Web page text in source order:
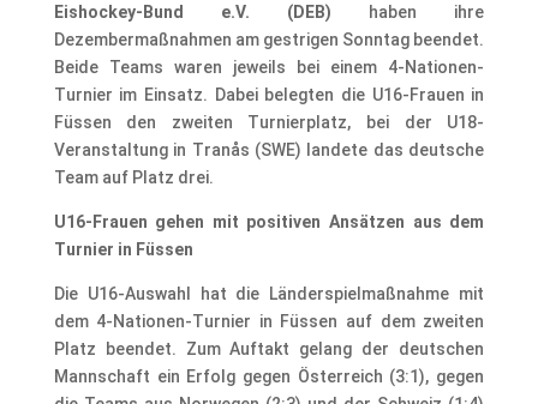
Eishockey-Bund e.V. (DEB) haben ihre
Dezembermaßnahmen am gestrigen Sonntag beendet.
Beide Teams waren jeweils bei einem 4-Nationen-
Turnier im Einsatz. Dabei belegten die U16-Frauen in
Füssen den zweiten Turnierplatz, bei der U18-
Veranstaltung in Tranås (SWE) landete das deutsche
Team auf Platz drei.
U16-Frauen gehen mit positiven Ansätzen aus dem
Turnier in Füssen
Die U16-Auswahl hat die Länderspielmaßnahme mit
dem 4-Nationen-Turnier in Füssen auf dem zweiten
Platz beendet. Zum Auftakt gelang der deutschen
Mannschaft ein Erfolg gegen Österreich (3:1), gegen